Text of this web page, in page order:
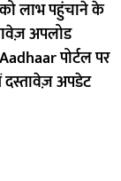
लाभ पहुंचाने के
अपलोड
पोर्टल पर
अपडेट